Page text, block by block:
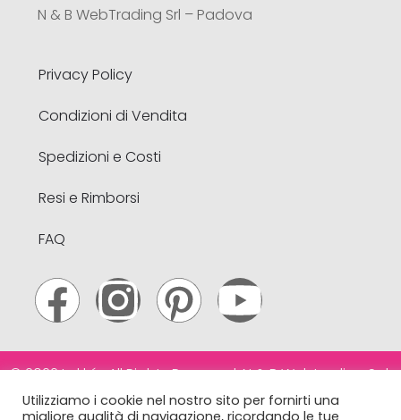
N & B WebTrading Srl – Padova
Privacy Policy
Condizioni di Vendita
Spedizioni e Costi
Resi e Rimborsi
FAQ
© 2022 Lakké . All Rights Reserved. N & B Webtrading S.r.l.
– Via A. Volta, 21 – Limena (PD) – Italy – CF e
Utilizziamo i cookie nel nostro sito per fornirti una
migliore qualità di navigazione, ricordando le tue